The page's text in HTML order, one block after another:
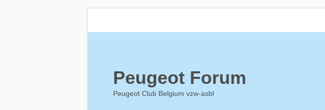
Peugeot Forum
Peugeot Club Belgium vzw-asbl